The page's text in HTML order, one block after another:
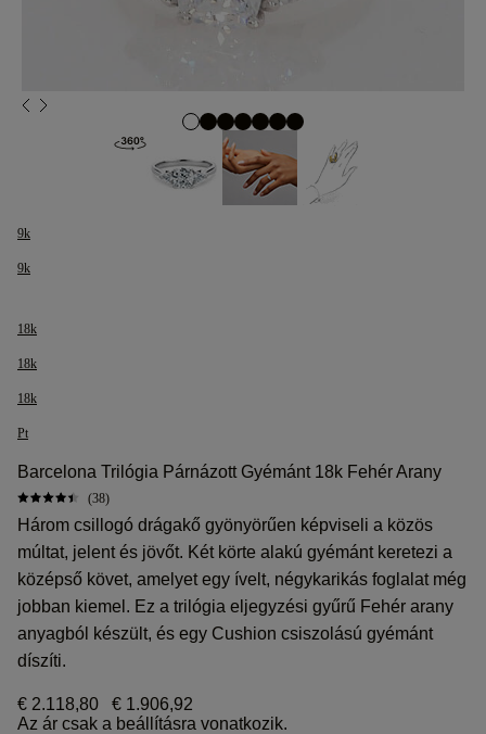
9k
9k
18k
18k
18k
Pt
Barcelona Trilógia Párnázott Gyémánt 18k Fehér Arany
(38)
Három csillogó drágakő gyönyörűen képviseli a közös
múltat, jelent és jövőt. Két körte alakú gyémánt keretezi a
középső követ, amelyet egy ívelt, négykarikás foglalat még
jobban kiemel. Ez a trilógia eljegyzési gyűrű Fehér arany
anyagból készült, és egy Cushion csiszolású gyémánt
díszíti.
€ 2.118,80
€ 1.906,92
Az ár csak a beállításra vonatkozik.